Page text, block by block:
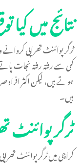
نتائج میں
ٹرگر پوائنٹ تھراپی
کمی سے رفتہ رفتہ نجات
ہیں۔
ٹرگر پوائنٹ
کراچی میں ٹرگر پوائنٹ